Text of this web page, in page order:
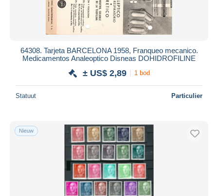
64308. Tarjeta BARCELONA 1958, Franqueo mecanico.
Medicamentos Analeoptico Disneas DOHIDROFILINE
± US$ 2,89 1 bod
Statuut Particulier
Nieuw